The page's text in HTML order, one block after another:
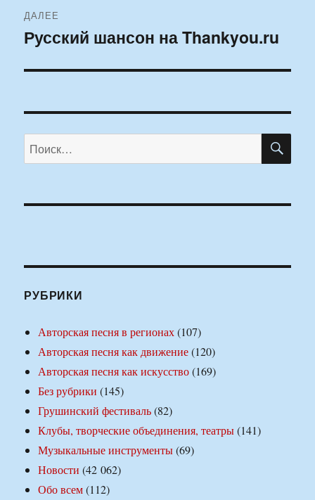
ДАЛЕЕ
Следующая
Русский шансон на Thankyou.ru
Искать:
РУБРИКИ
Авторская песня в регионах(107)
Авторская песня как движение(120)
Авторская песня как искусство(169)
Без рубрики (145)
Грушинский фестиваль(82)
Клубы, творческие объединения, театры(141)
Музыкальные инструменты(69)
Новости (42 062)
Обо всем(112)